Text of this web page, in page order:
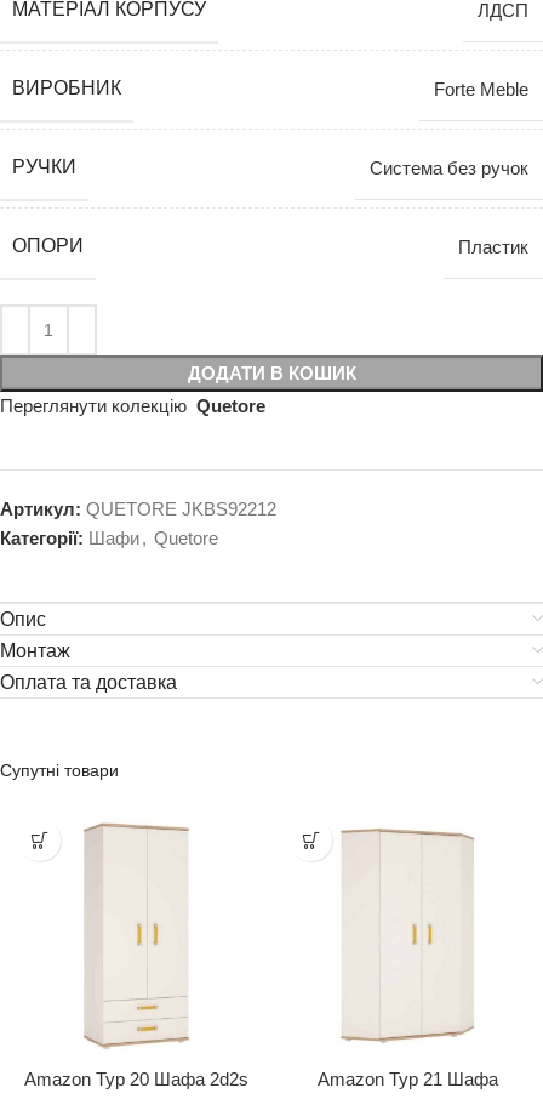
МАТЕРІАЛ КОРПУСУ ЛДСП
ВИРОБНИК Forte Meble
РУЧКИ Система без ручок
ОПОРИ Пластик
ДОДАТИ В КОШИК
Переглянути колекцію Quetore
Артикул: QUETORE JKBS92212
Категорії: Шафи, Quetore
Опис
Монтаж
Оплата та доставка
Супутні товари
Amazon Typ 20 Шафа 2d2s
Amazon Typ 21 Шафа